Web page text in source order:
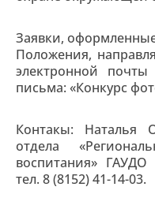
Заявки,
Положения,
электронной почты
письма: «Конкурс
Контакы: Наталья
отдела
воспитания»
тел. 8 (8152) 41-14-03.